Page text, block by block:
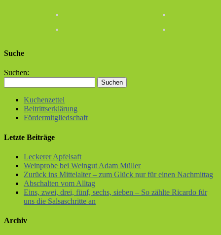
Suche
Suchen:
Kuchenzettel
Beitrittserklärung
Fördermitgliedschaft
Letzte Beiträge
Leckerer Apfelsaft
Weinprobe bei Weingut Adam Müller
Zurück ins Mittelalter – zum Glück nur für einen Nachmittag
Abschalten vom Alltag
Eins, zwei, drei, fünf, sechs, sieben – So zählte Ricardo für
uns die Salsaschritte an
Archiv